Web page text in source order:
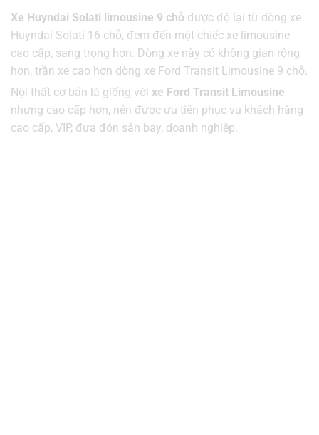
Xe Huyndai Solati limousine 9 chỗ được độ lại từ dòng xe
Huyndai Solati 16 chỗ, đem đến một chiếc xe limousine
cao cấp, sang trọng hơn. Dòng xe này có không gian rộng
hơn, trần xe cao hơn dòng xe Ford Transit Limousine 9 chỗ.
Nội thất cơ bản là giống với xe Ford Transit Limousine
nhưng cao cấp hơn, nên được ưu tiên phục vụ khách hàng
cao cấp, VIP, đưa đón sân bay, doanh nghiệp.